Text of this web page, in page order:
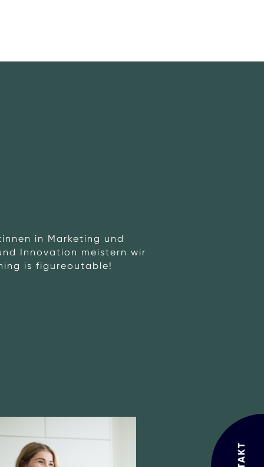
in Marketing und
Innovation meistern wir
is figureoutable!